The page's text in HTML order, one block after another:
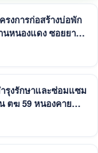
รงการก่อสร้างบ่อพัก
นหนองแดง ซอยยาย
รุงรักษาและซ่อมแซม
ตฆ 59 หนองคาย
ง